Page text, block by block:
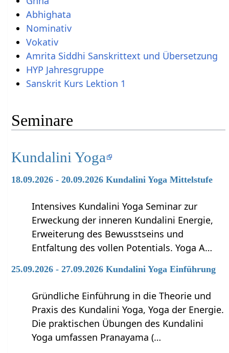
Abhighata
Nominativ
Vokativ
Amrita Siddhi Sanskrittext und Übersetzung
HYP Jahresgruppe
Sanskrit Kurs Lektion 1
Seminare
Kundalini Yoga
18.09.2026 - 20.09.2026 Kundalini Yoga Mittelstufe
Intensives Kundalini Yoga Seminar zur
Erweckung der inneren Kundalini Energie,
Erweiterung des Bewusstseins und
Entfaltung des vollen Potentials. Yoga A…
25.09.2026 - 27.09.2026 Kundalini Yoga Einführung
Gründliche Einführung in die Theorie und
Praxis des Kundalini Yoga, Yoga der Energie.
Die praktischen Übungen des Kundalini
Yoga umfassen Pranayama (…